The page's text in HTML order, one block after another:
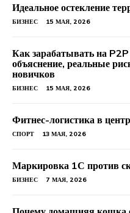
Идеальное остекление
БИЗНЕС 15 МАЯ, 2026
Как зарабатывать на
объяснение, реальные
новичков
БИЗНЕС 15 МАЯ, 2026
Фитнес-логистика в
СПОРТ 13 МАЯ, 2026
Маркировка 1С против
БИЗНЕС 7 МАЯ, 2026